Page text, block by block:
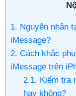
1. Nguyên nhân
iMessage?
2. Cách khắc
iMessage trên
2.1. Kiểm tra
hay không?